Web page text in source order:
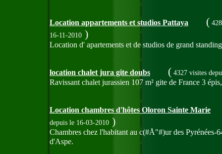
Location appartements et studios Pattaya (
16-11-2010 )
Location d' apartements et de studios de grand
location chalet jura gite doubs ( 4327 visites
Ravissant chalet jurassien 107 m² gite de France 3
Location chambres d'hôtes Oloron Sainte Marie
depuis le 16-03-2010 )
Chambres chez l'habitant au c(#Å"#)ur des Pyrénées-
d'Aspe.